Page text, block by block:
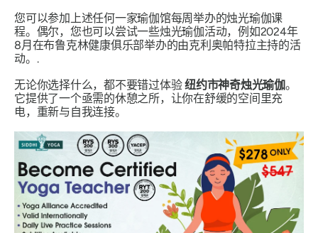
您可以参加上述任何一家瑜伽馆每周举办的烛光瑜伽课
程。偶尔，您也可以尝试一些烛光瑜伽活动，例如2024年
8月在布鲁克林健康俱乐部举办的由克利奥帕特拉主持的活
动。.
无论你选择什么，都不要错过体验纽约市神奇烛光瑜伽。
它提供了一个亟需的休憩之所，让你在舒缓的空间里充
电，重新与自我连接。